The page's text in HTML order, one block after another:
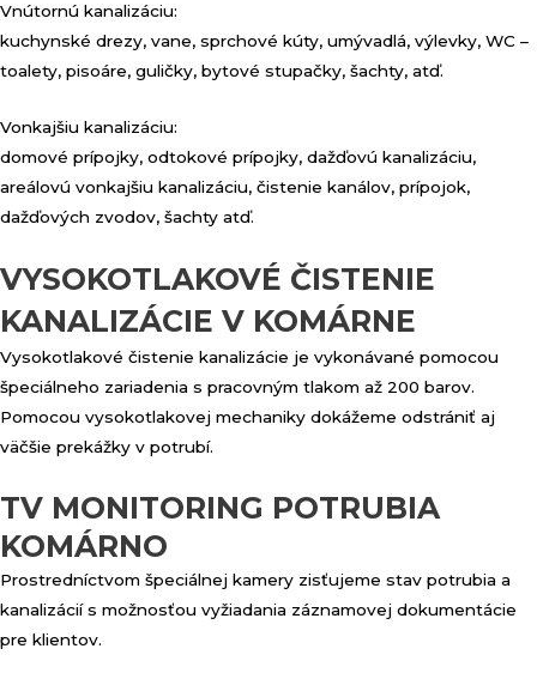
Vnútornú kanalizáciu:
kuchynské drezy, vane, sprchové kúty, umývadlá, výlevky, WC –
toalety, pisoáre, guličky, bytové stupačky, šachty, atď.
Vonkajšiu kanalizáciu:
domové prípojky, odtokové prípojky, dažďovú kanalizáciu,
areálovú vonkajšiu kanalizáciu, čistenie kanálov, prípojok,
dažďových zvodov, šachty atď.
VYSOKOTLAKOVÉ ČISTENIE
KANALIZÁCIE V KOMÁRNE
Vysokotlakové čistenie kanalizácie je vykonávané pomocou
špeciálneho zariadenia s pracovným tlakom až 200 barov.
Pomocou vysokotlakovej mechaniky dokážeme odstrániť aj
väčšie prekážky v potrubí.
TV MONITORING POTRUBIA
KOMÁRNO
Prostredníctvom špeciálnej kamery zisťujeme stav potrubia a
kanalizácií s možnosťou vyžiadania záznamovej dokumentácie
pre klientov.